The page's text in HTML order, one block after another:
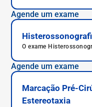
Em caso de
exame para auxiliar no
Agende um exame
O exame
cicatrizes uterinas,
Agende um exame
Marcação Pré-
Estereotaxia